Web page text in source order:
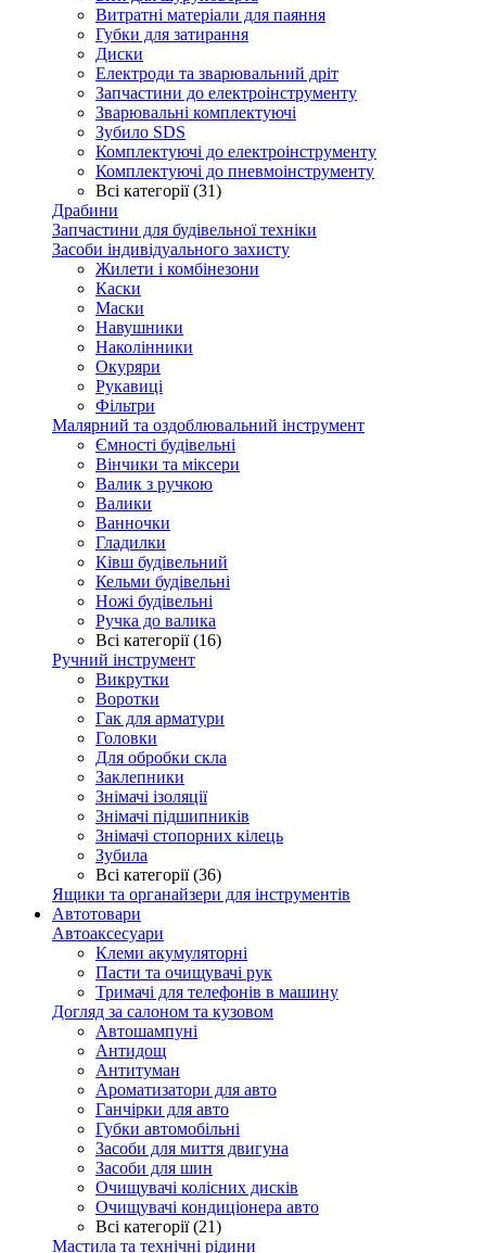
Витратні матеріали для паяння
Губки для затирання
Диски
Електроди та зварювальний дріт
Запчастини до електроінструменту
Зварювальні комплектуючі
Зубило SDS
Комплектуючі до електроінструменту
Комплектуючі до пневмоінструменту
Всі категорії (31)
Драбини
Запчастини для будівельної техніки
Засоби індивідуального захисту
Жилети і комбінезони
Каски
Маски
Навушники
Наколінники
Окуряри
Рукавиці
Фільтри
Малярний та оздоблювальний інструмент
Ємності будівельні
Вінчики та міксери
Валик з ручкою
Валики
Ванночки
Гладилки
Ківш будівельний
Кельми будівельні
Ножі будівельні
Ручка до валика
Всі категорії (16)
Ручний інструмент
Викрутки
Воротки
Гак для арматури
Головки
Для обробки скла
Заклепники
Знімачі ізоляції
Знімачі підшипників
Знімачі стопорних кілець
Зубила
Всі категорії (36)
Ящики та органайзери для інструментів
Автотовари
Автоаксесуари
Клеми акумуляторні
Пасти та очищувачі рук
Тримачі для телефонів в машину
Догляд за салоном та кузовом
Автошампуні
Антидощ
Антитуман
Ароматизатори для авто
Ганчірки для авто
Губки автомобільні
Засоби для миття двигуна
Засоби для шин
Очищувачі колісних дисків
Очищувачі кондиціонера авто
Всі категорії (21)
Мастила та технічні рідини